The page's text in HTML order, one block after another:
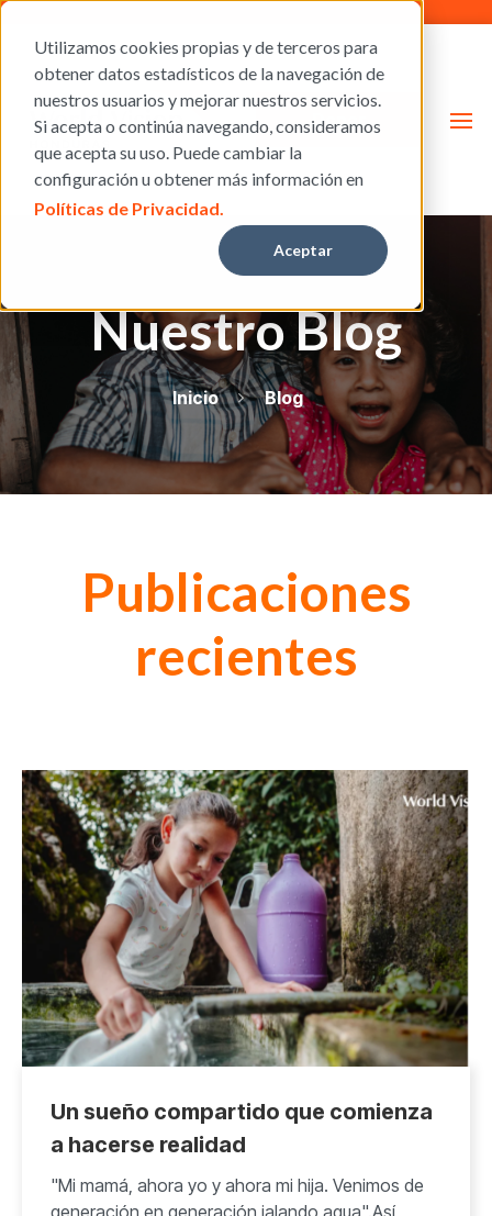
Utilizamos cookies propias y de terceros para
obtener datos estadísticos de la navegación de
nuestros usuarios y mejorar nuestros servicios.
Si acepta o continúa navegando, consideramos
que acepta su uso. Puede cambiar la
configuración u obtener más información en
Políticas de Privacidad.
Aceptar
Donar
Nuestro Blog
Inicio Blog
Publicaciones
recientes
Un sueño compartido que comienza
a hacerse realidad
"Mi mamá, ahora yo y ahora mi hija. Venimos de